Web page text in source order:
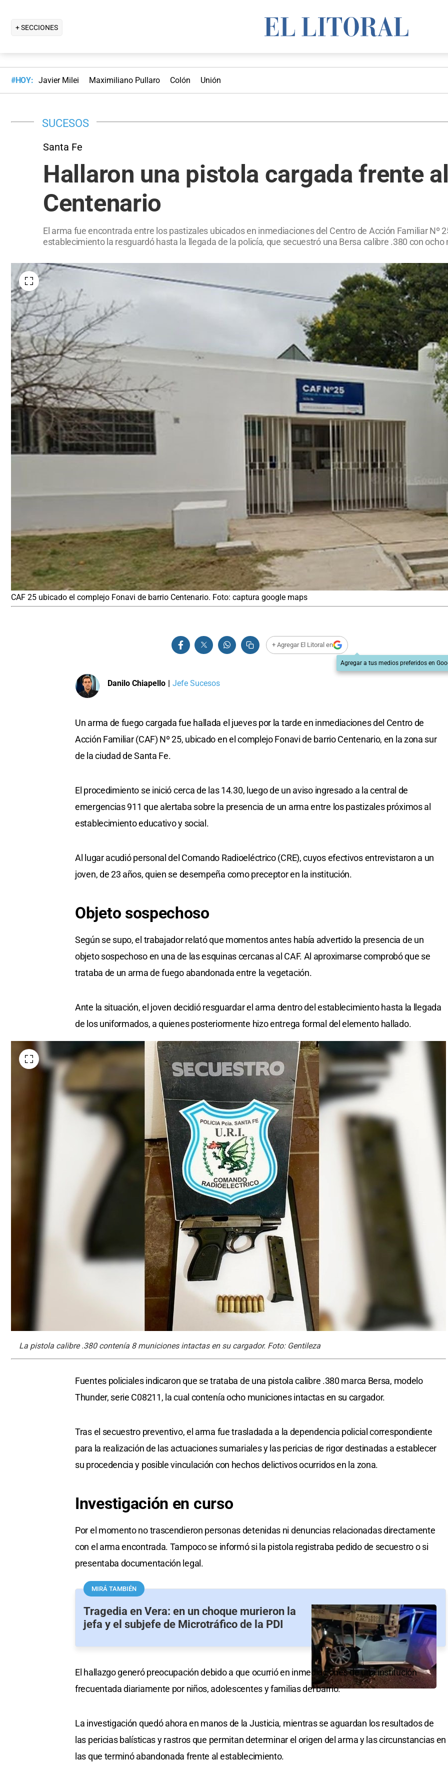
+ SECCIONES
#HOY: Javier Milei Maximiliano Pullaro Colón Unión
SUCESOS
Santa Fe
Hallaron una pistola cargada frente
Centenario
El arma fue encontrada entre los pastizales ubicados en inmediaciones del Centro de Acción Familiar Nº
establecimiento la resguardó hasta la llegada de la policía, que secuestró una Bersa calibre .380 con
CAF 25 ubicado el complejo Fonavi de barrio Centenario. Foto: captura google maps
+ Agregar El Litoral en
Agregar a tus medios preferidos en
Danilo Chiapello | Jefe Sucesos
Un arma de fuego cargada fue hallada el jueves por la tarde en inmediaciones del Centro de
Acción Familiar (CAF) Nº 25, ubicado en el complejo Fonavi de barrio Centenario, en la zona sur
de la ciudad de Santa Fe.
El procedimiento se inició cerca de las 14.30, luego de un aviso ingresado a la central de
emergencias 911 que alertaba sobre la presencia de un arma entre los pastizales próximos al
establecimiento educativo y social.
Al lugar acudió personal del Comando Radioeléctrico (CRE), cuyos efectivos entrevistaron a un
joven, de 23 años, quien se desempeña como preceptor en la institución.
Objeto sospechoso
Según se supo, el trabajador relató que momentos antes había advertido la presencia de un
objeto sospechoso en una de las esquinas cercanas al CAF. Al aproximarse comprobó que se
trataba de un arma de fuego abandonada entre la vegetación.
Ante la situación, el joven decidió resguardar el arma dentro del establecimiento hasta la llegada
de los uniformados, a quienes posteriormente hizo entrega formal del elemento hallado.
La pistola calibre .380 contenía 8 municiones intactas en su cargador. Foto: Gentileza
Fuentes policiales indicaron que se trataba de una pistola calibre .380 marca Bersa, modelo
Thunder, serie C08211, la cual contenía ocho municiones intactas en su cargador.
Tras el secuestro preventivo, el arma fue trasladada a la dependencia policial correspondiente
para la realización de las actuaciones sumariales y las pericias de rigor destinadas a establecer
su procedencia y posible vinculación con hechos delictivos ocurridos en la zona.
Investigación en curso
Por el momento no trascendieron personas detenidas ni denuncias relacionadas directamente
con el arma encontrada. Tampoco se informó si la pistola registraba pedido de secuestro o si
presentaba documentación legal.
MIRÁ TAMBIÉN
Tragedia en Vera: en un choque murieron la
jefa y el subjefe de Microtráfico de la PDI
El hallazgo generó preocupación debido a que ocurrió en inmediaciones de una institución
frecuentada diariamente por niños, adolescentes y familias del barrio.
La investigación quedó ahora en manos de la Justicia, mientras se aguardan los resultados de
las pericias balísticas y rastros que permitan determinar el origen del arma y las circunstancias en
las que terminó abandonada frente al establecimiento.